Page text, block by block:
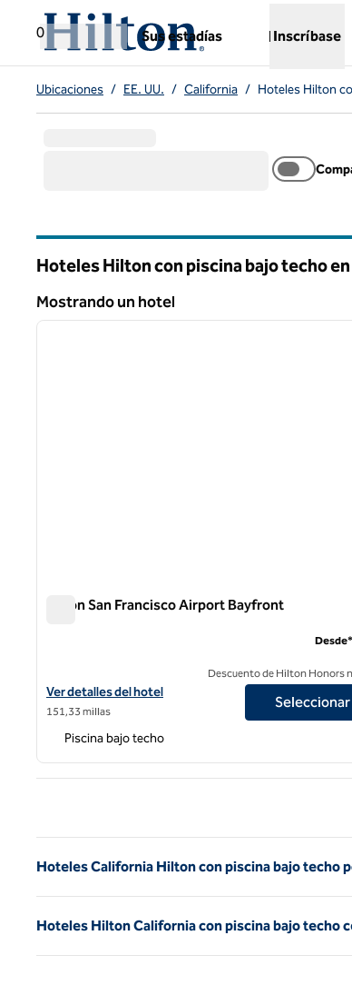
Saltar a contenido
0
Sus estadías Inscríbase
Ubicaciones / EE. UU. / California / Hoteles Hilton
Hoteles Hilton con piscina bajo techo
Mostrando un hotel
Mostrando un hotel
1 de 12
Hilton San Francisco Airport Bayfront
Ver detalles del hotel Hilton San Francisco Airport
Ver detalles del hotel
151,33 millas
Desde*
Descuento de Hilton Honors
Piscina bajo techo
Hoteles California Hilton con piscina bajo techo
Hoteles Hilton California con piscina bajo techo